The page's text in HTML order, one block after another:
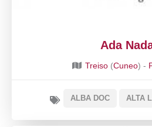
Ada
Treiso(Cuneo) -
ALBA DOC ALTA